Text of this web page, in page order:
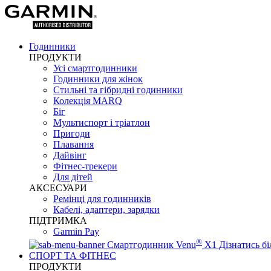
Годинники
ПРОДУКТИ
Усі смартгодинники
Годинники для жінок
Стильні та гібридні годинники
Колекція MARQ
Біг
Мультиспорт і тріатлон
Пригоди
Плавання
Дайвінг
Фітнес-трекери
Для дітей
АКСЕСУАРИ
Ремінці для годинників
Кабелі, адаптери, зарядки
ПІДТРИМКА
Garmin Pay
Смартгодинник Venu® X1 Дізнатись
СПОРТ ТА ФІТНЕС
ПРОДУКТИ